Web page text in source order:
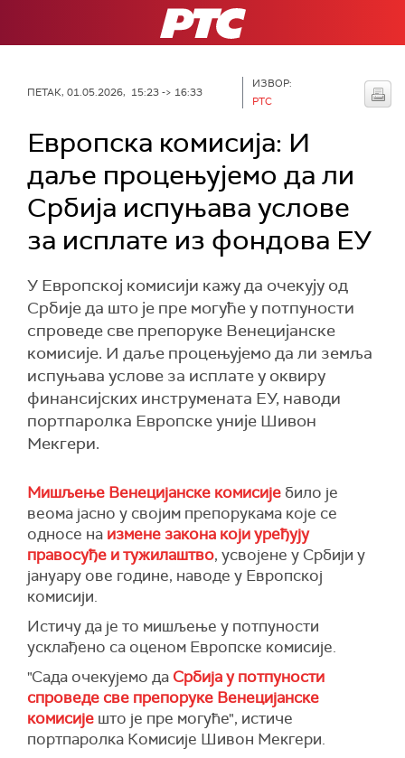
РТС
ПЕТАК, 01.05.2026, 15:23 -> 16:33
ИЗВОР:
РТС
Европска комисија: И
даље процењујемо да ли
Србија испуњава услове
за исплате из фондова ЕУ
У Европској комисији кажу да очекују од
Србије да што је пре могуће у потпуности
спроведе све препоруке Венецијанске
комисије. И даље процењујемо да ли земља
испуњава услове за исплате у оквиру
финансијских инструмената ЕУ, наводи
портпаролка Европске уније Шивон
Мекгери.
Мишљење Венецијанске комисије било је
веома јасно у својим препорукама које се
односе на измене закона који уређују
правосуђе и тужилаштво, усвојене у Србији у
јануару ове године, наводе у Европској
комисији.
Истичу да је то мишљење у потпуности
усклађено са оценом Европске комисије.
"Сада очекујемо да Србија у потпуности
спроведе све препоруке Венецијанске
комисије што је пре могуће", истиче
портпаролка Комисије Шивон Мекгери.